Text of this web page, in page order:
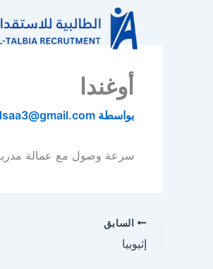
أوغندا
بواسطة
سرعة وصول مع عمالة مدربة
السابق
إثيوبيا